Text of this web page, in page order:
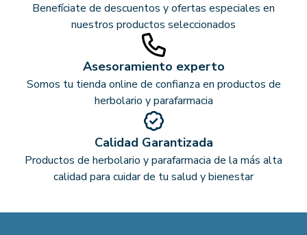
Benefíciate de descuentos y ofertas especiales en
nuestros productos seleccionados
Asesoramiento experto
Somos tu tienda online de confianza en productos de
herbolario y parafarmacia
Calidad Garantizada
Productos de herbolario y parafarmacia de la más alta
calidad para cuidar de tu salud y bienestar